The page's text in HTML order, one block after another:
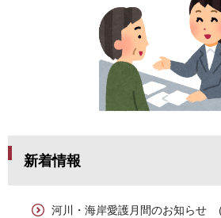
新着情報
河川・海岸愛護月間のお知らせ